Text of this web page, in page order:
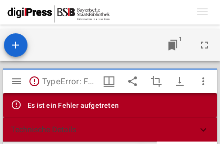
1
Mirador
Viewer
TypeError: Failed to fetch
Es ist ein Fehler aufgetreten
Technische Details